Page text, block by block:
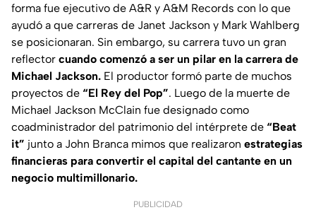
forma fue ejecutivo de A&R y A&M Records con lo que
ayudó a que carreras de Janet Jackson y Mark Wahlberg
se posicionaran. Sin embargo, su carrera tuvo un gran
reflector cuando comenzó a ser un pilar en la carrera de
Michael Jackson. El productor formó parte de muchos
proyectos de “El Rey del Pop”. Luego de la muerte de
Michael Jackson McClain fue designado como
coadministrador del patrimonio del intérprete de “Beat
it” junto a John Branca mimos que realizaron estrategias
financieras para convertir el capital del cantante en un
negocio multimillonario.
PUBLICIDAD